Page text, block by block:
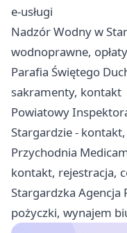
e-usługi
Nadzór Wodny w
wodnoprawne,
Parafia Świętego
sakramenty, kontakt
Powiatowy
Stargardzie -
Przychodnia
kontakt, rejestracja,
Stargardzka Agencja
pożyczki, wynajem